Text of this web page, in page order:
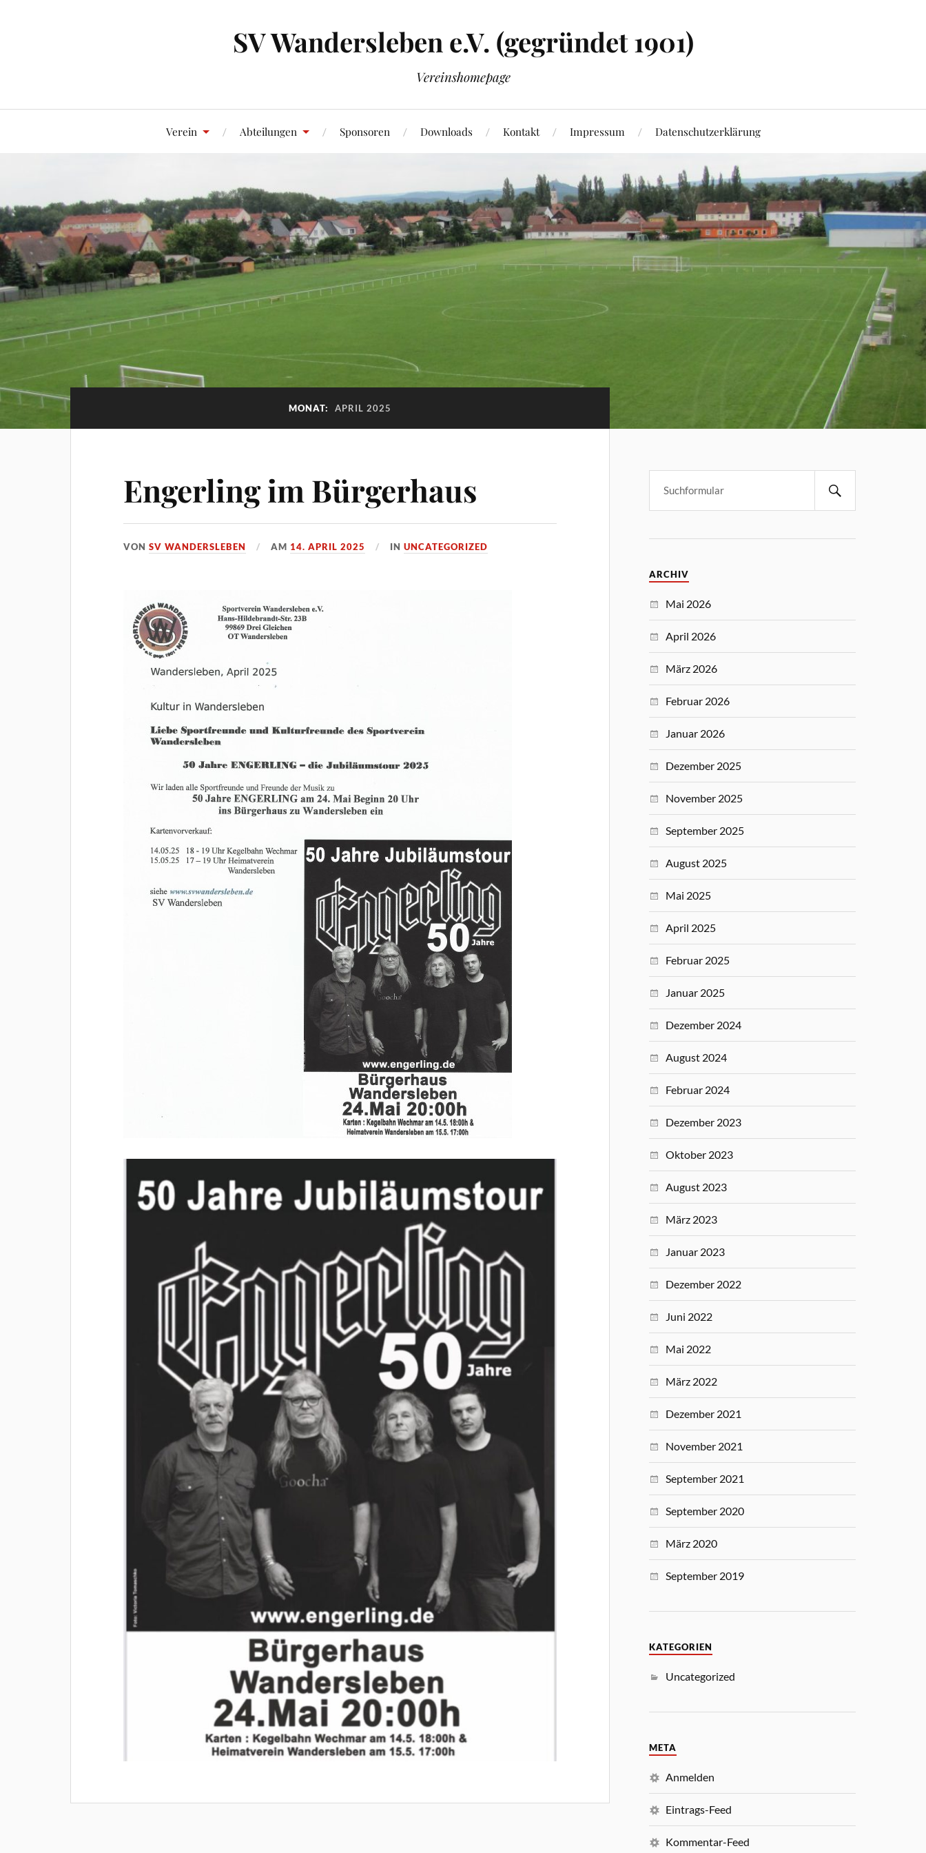
SV Wandersleben e.V. (gegründet 1901)
Vereinshomepage
Verein Abteilungen Sponsoren Downloads Kontakt Impressum Datenschutzerklärung
MONAT: APRIL 2025
Engerling im Bürgerhaus
VONSV WANDERSLEBEN AM 14. APRIL 2025 INUNCATEGORIZED
ARCHIV
Mai 2026
April 2026
März 2026
Februar 2026
Januar 2026
Dezember 2025
November 2025
September 2025
August 2025
Mai 2025
April 2025
Februar 2025
Januar 2025
Dezember 2024
August 2024
Februar 2024
Dezember 2023
Oktober 2023
August 2023
März 2023
Januar 2023
Dezember 2022
Juni 2022
Mai 2022
März 2022
Dezember 2021
November 2021
September 2021
September 2020
März 2020
September 2019
KATEGORIEN
Uncategorized
META
Anmelden
Eintrags-Feed
Kommentar-Feed